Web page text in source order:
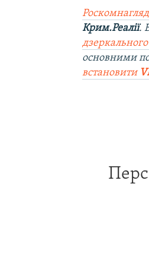
Крим.Реалії.
основними
встановити